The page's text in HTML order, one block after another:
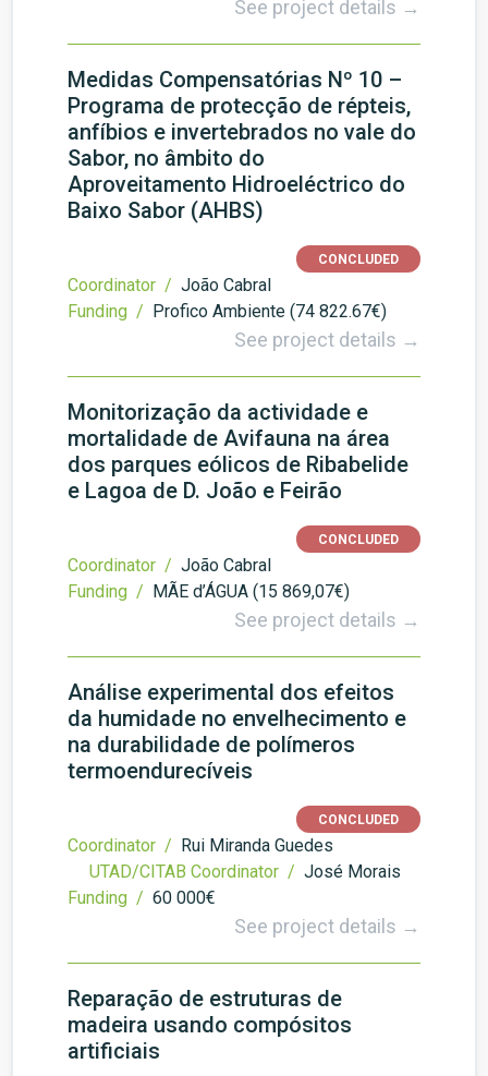
See project details →
Medidas Compensatórias Nº 10 –
Programa de protecção de répteis,
anfíbios e invertebrados no vale do
Sabor, no âmbito do
Aproveitamento Hidroeléctrico do
Baixo Sabor (AHBS)
CONCLUDED
Coordinator / João Cabral
Funding / Profico Ambiente (74 822.67€)
See project details →
Monitorização da actividade e
mortalidade de Avifauna na área
dos parques eólicos de Ribabelide
e Lagoa de D. João e Feirão
CONCLUDED
Coordinator / João Cabral
Funding / MÃE d’ÁGUA (15 869,07€)
See project details →
Análise experimental dos efeitos
da humidade no envelhecimento e
na durabilidade de polímeros
termoendurecíveis
CONCLUDED
Coordinator / Rui Miranda Guedes
UTAD/CITAB Coordinator / José Morais
Funding / 60 000€
See project details →
Reparação de estruturas de
madeira usando compósitos
artificiais